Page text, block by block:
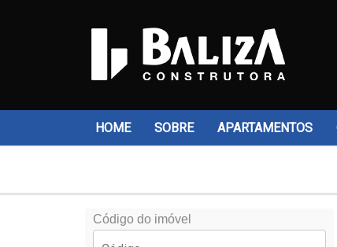
HOME SOBRE APARTAMENTOS
Código do imóvel